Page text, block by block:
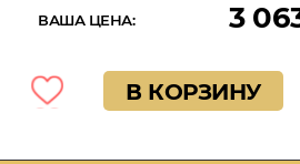
ВАША ЦЕНА: 3
В КОРЗИНУ